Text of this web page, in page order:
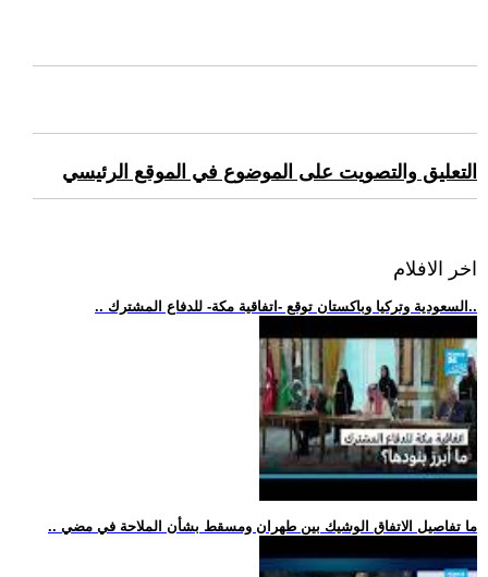
التعليق والتصويت على الموضوع في الموقع الرئيسي
اخر الافلام
.. السعودية وتركيا وباكستان توقع -اتفاقية مكة- للدفاع المشترك..
.. ما تفاصيل الاتفاق الوشيك بين طهران ومسقط بشأن الملاحة في مضي